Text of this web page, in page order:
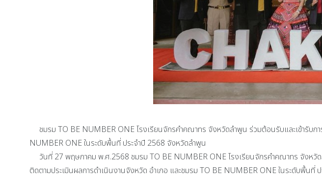
ชมรม TO BE NUMBER ONE โรงเรียนจักรคำคณาทร จังหวัดลำพูน ร่วมต้อนรับและเข้ารับก
NUMBER ONE ในระดับพื้นที่ ประจำปี 2568 จังหวัดลำพูน
วันที่ 27 พฤษภาคม พ.ศ.2568 ชมรม TO BE NUMBER ONE โรงเรียนจักรคำคณาทร จังหวั
ติดตามประเมินผลการดำเนินงานจังหวัด อำเภอ และชมรม TO BE NUMBER ONE ในระดับพื้